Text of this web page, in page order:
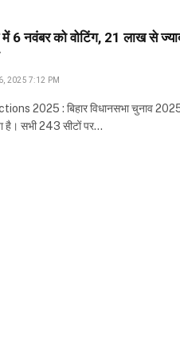
6 नवंबर को वोटिंग, 21 लाख से
2025 7:12 PM
2025 : बिहार विधानसभा चुनाव
है। सभी 243 सीटों पर…